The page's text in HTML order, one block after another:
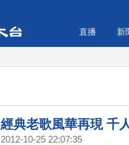
直播 新
經典老歌風華再現 千
2012-10-25 22:07:35